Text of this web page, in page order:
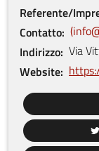
Referente/
Contatto
Indirizzo Via
Website